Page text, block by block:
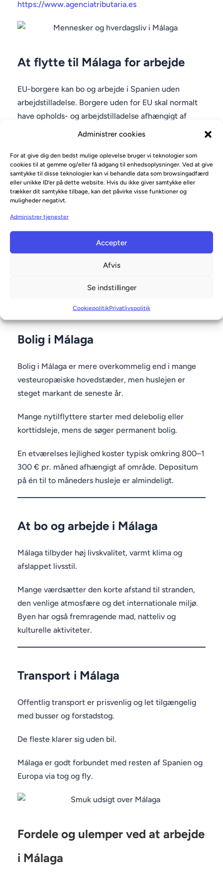
Administrer cookies
For at give dig den bedst mulige oplevelse bruger vi teknologier som
cookies til at gemme og/eller få adgang til enhedsoplysninger. Ved at give
samtykke til disse teknologier kan vi behandle data som browsingadfærd
eller unikke ID’er på dette website. Hvis du ikke giver samtykke eller
trækker dit samtykke tilbage, kan det påvirke visse funktioner og
muligheder negativt.
Administrer tjenester
Accepter
Afvis
Se indstillinger
CookiepolitikPrivatlivspolitik
https://www.agenciatributaria.es
At flytte til Málaga for arbejde
EU-borgere kan bo og arbejde i Spanien uden
arbejdstilladelse. Borgere uden for EU skal normalt
have opholds- og arbejdstilladelse afhængigt af
nationalitet og jobtilbud.
Officiel information om ophold og arbejde findes
hos Spaniens migrationsministerium:
https://www.inclusion.gob.es
Generelle offentlige tjenester og
registreringsvejledning findes via den spanske
regeringsportal:
https://administracion.gob.es
Ved længere ophold skal du registrere din adresse
arbejde, skat, bank og offentlige tjenester.
Bolig i Málaga
Bolig i Málaga er mere overkommelig end i mange
vesteuropæiske hovedstæder, men huslejen er
steget markant de seneste år.
Mange nytilflyttere starter med delebolig eller
korttidsleje, mens de søger permanent bolig.
En etværelses lejlighed koster typisk omkring 800–1
300 € pr. måned afhængigt af område. Depositum
på én til to måneders husleje er almindeligt.
At bo og arbejde i Málaga
Málaga tilbyder høj livskvalitet, varmt klima og
afslappet livsstil.
Mange værdsætter den korte afstand til stranden,
den venlige atmosfære og det internationale miljø.
Byen har også fremragende mad, natteliv og
kulturelle aktiviteter.
Transport i Málaga
Offentlig transport er prisvenlig og let tilgængelig
med busser og forstadstog.
De fleste klarer sig uden bil.
Málaga er godt forbundet med resten af Spanien og
Europa via tog og fly.
Fordele og ulemper ved at arbejde
i Málaga